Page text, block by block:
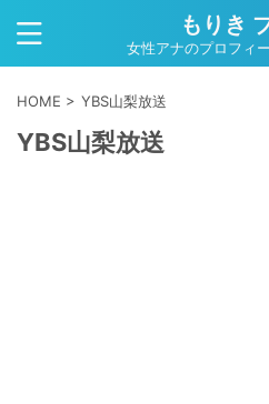
もりき
女性アナのプロフィ
HOME > YBS山梨放送
YBS山梨放送